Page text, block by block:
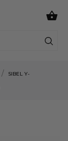

SIBEL Y-